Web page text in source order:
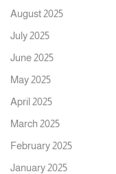
August 2025
July 2025
June 2025
May 2025
April 2025
March 2025
February 2025
January 2025